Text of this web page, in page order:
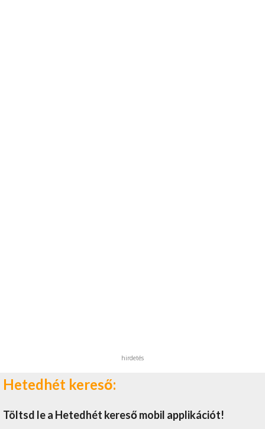
hirdetés
Hetedhét kereső:
Töltsd le a Hetedhét kereső mobil applikációt!